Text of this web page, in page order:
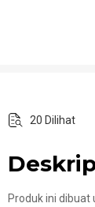
20 Dilihat
Produk ini